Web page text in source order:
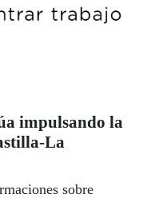
impulsando la
La
sobre